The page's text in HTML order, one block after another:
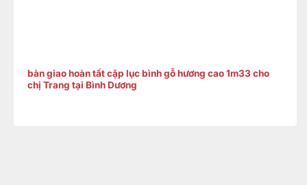
bàn giao hoàn tất cặp lục bình gỗ hương cao 1m33 cho
chị Trang tại Bình Dương